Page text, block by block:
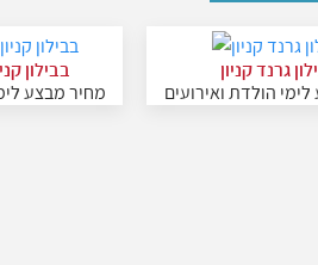
בבילון
מחיר מבצע
גרנד קניון
הולדת ואירועים